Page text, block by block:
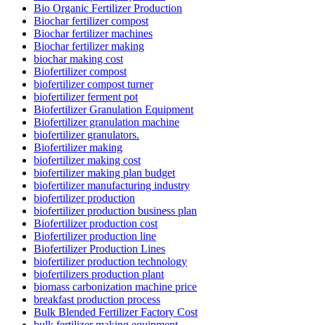
Bio Organic Fertilizer Production
Biochar fertilizer compost
Biochar fertilizer machines
Biochar fertilizer making
biochar making cost
Biofertilizer compost
biofertilizer compost turner
biofertilizer ferment pot
Biofertilizer Granulation Equipment
Biofertilizer granulation machine
biofertilizer granulators.
Biofertilizer making
biofertilizer making cost
biofertilizer making plan budget
biofertilizer manufacturing industry
biofertilizer production
biofertilizer production business plan
Biofertilizer production cost
Biofertilizer production line
Biofertilizer Production Lines
biofertilizer production technology
biofertilizers production plant
biomass carbonization machine price
breakfast production process
Bulk Blended Fertilizer Factory Cost